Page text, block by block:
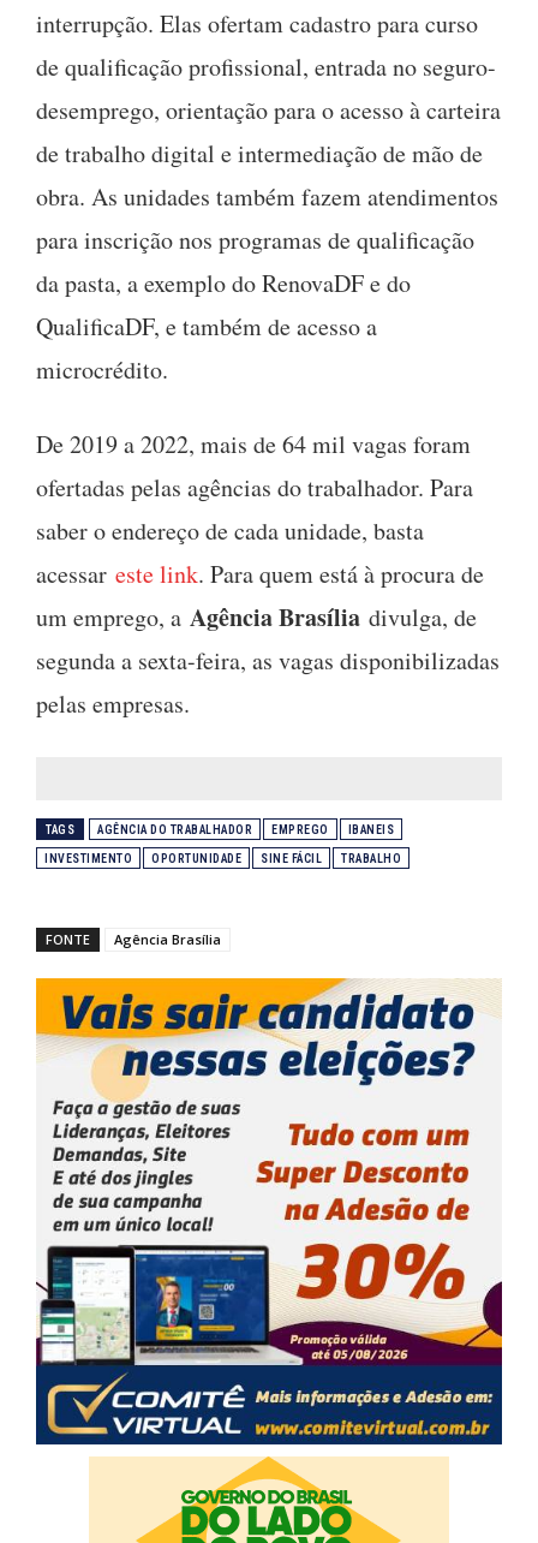
interrupção. Elas ofertam cadastro para curso
de qualificação profissional, entrada no seguro-
desemprego, orientação para o acesso à carteira
de trabalho digital e intermediação de mão de
obra. As unidades também fazem atendimentos
para inscrição nos programas de qualificação
da pasta, a exemplo do RenovaDF e do
QualificaDF, e também de acesso a
microcrédito.
De 2019 a 2022, mais de 64 mil vagas foram
ofertadas pelas agências do trabalhador. Para
saber o endereço de cada unidade, basta
acessar este link. Para quem está à procura de
um emprego, a Agência Brasília divulga, de
segunda a sexta-feira, as vagas disponibilizadas
pelas empresas.
TAGS AGÊNCIA DO TRABALHADOR EMPREGO IBANEIS
INVESTIMENTO OPORTUNIDADE SINE FÁCIL TRABALHO
FONTE Agência Brasília